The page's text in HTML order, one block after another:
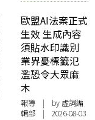
歐盟AI法案正式
生效 生成內容
須貼水印識別
業界憂標籤氾
濫恐令大眾麻
木
報導 | by 虛詞編
輯部 | 2026-08-03